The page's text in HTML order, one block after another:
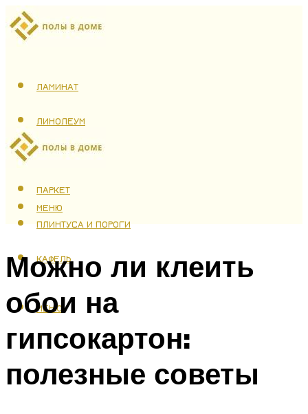
ЛАМИНАТ
ЛИНОЛЕУМ
ТЕПЛЫЙ ПОЛ
ПАРКЕТ
ПЛИНТУСА И ПОРОГИ
КАФЕЛЬ
МЕНЮ
МЕНЮ
Можно ли клеить
обои на
гипсокартон:
полезные советы